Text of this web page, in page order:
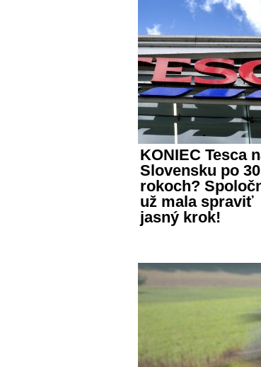
KONIEC Tesca
Slovensku po 30
rokoch?
už mala spraviť
jasný krok!